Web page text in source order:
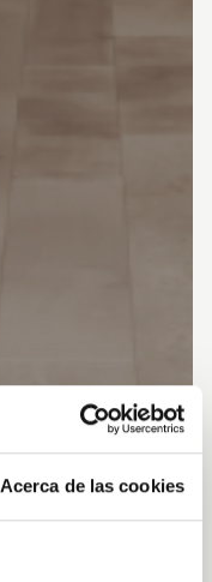
Acerca de las cookies